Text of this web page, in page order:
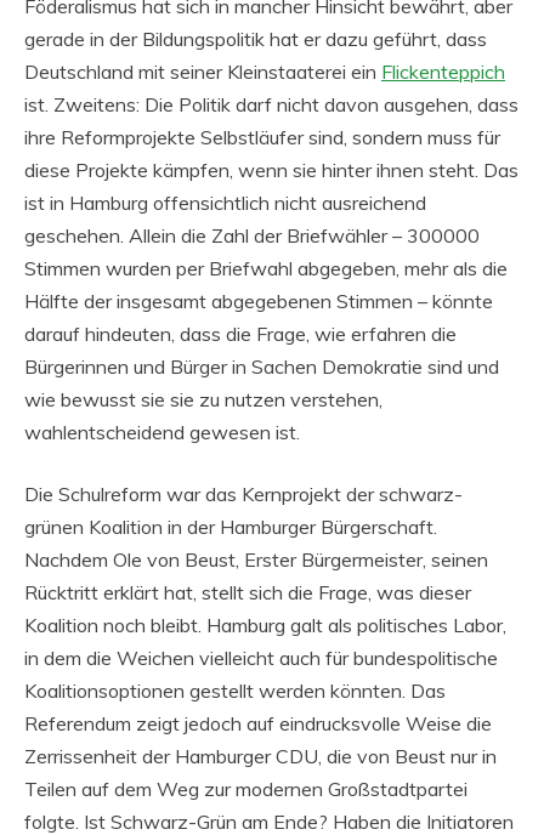
Föderalismus hat sich in mancher Hinsicht bewährt, aber
gerade in der Bildungspolitik hat er dazu geführt, dass
Deutschland mit seiner Kleinstaaterei ein Flickenteppich
ist. Zweitens: Die Politik darf nicht davon ausgehen, dass
ihre Reformprojekte Selbstläufer sind, sondern muss für
diese Projekte kämpfen, wenn sie hinter ihnen steht. Das
ist in Hamburg offensichtlich nicht ausreichend
geschehen. Allein die Zahl der Briefwähler – 300000
Stimmen wurden per Briefwahl abgegeben, mehr als die
Hälfte der insgesamt abgegebenen Stimmen – könnte
darauf hindeuten, dass die Frage, wie erfahren die
Bürgerinnen und Bürger in Sachen Demokratie sind und
wie bewusst sie sie zu nutzen verstehen,
wahlentscheidend gewesen ist.
Die Schulreform war das Kernprojekt der schwarz-
grünen Koalition in der Hamburger Bürgerschaft.
Nachdem Ole von Beust, Erster Bürgermeister, seinen
Rücktritt erklärt hat, stellt sich die Frage, was dieser
Koalition noch bleibt. Hamburg galt als politisches Labor,
in dem die Weichen vielleicht auch für bundespolitische
Koalitionsoptionen gestellt werden könnten. Das
Referendum zeigt jedoch auf eindrucksvolle Weise die
Zerrissenheit der Hamburger CDU, die von Beust nur in
Teilen auf dem Weg zur modernen Großstadtpartei
folgte. Ist Schwarz-Grün am Ende? Haben die Initiatoren